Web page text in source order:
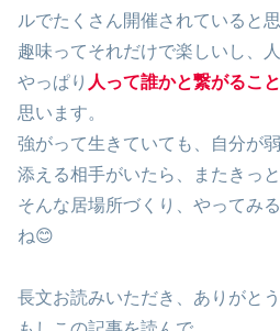
ルでたくさん開催されていると思
趣味ってそれだけで楽しいし、
やっぱり 人って誰かと繋がるこ
思います。
強がって生きていても、自分が
添える相手がいたら、またきっ
そんな居場所づくり、やってみ
ね😊
長文お読みいただき、ありがと